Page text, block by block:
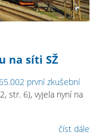
na síti SŽ
první zkušební
str. 6), vyjela nyní na
číst dále